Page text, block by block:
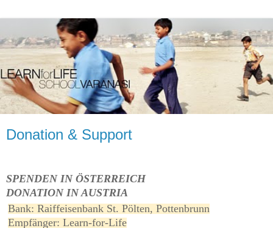
Donation & Support
SPENDEN IN ÖSTERREICH
DONATION IN AUSTRIA
Bank: Raiffeisenbank St. Pölten, Pottenbrunn
Empfänger: Learn-for-Life